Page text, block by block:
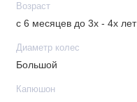
• Прогулочный блок
• Подстаканник
Возраст
с 6 месяцев до 3х - 4х лет
Диаметр колес
Большой
Капюшон